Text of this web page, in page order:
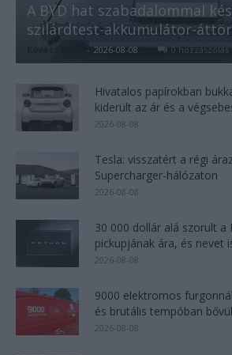
A BYD hat szabadalommal
szilárdtest-akkumulátor-
- 2026-08-08 0 hozzászólás
Hivatalos papírokban
kiderült az ár és a
2026-08-08
Tesla: visszatért a régi
Supercharger-hálózaton
2026-08-08
30 000 dollár alá szorult a
pickupjának ára, és nevet
2026-08-08
9000 elektromos
és brutális tempóban
2026-08-08